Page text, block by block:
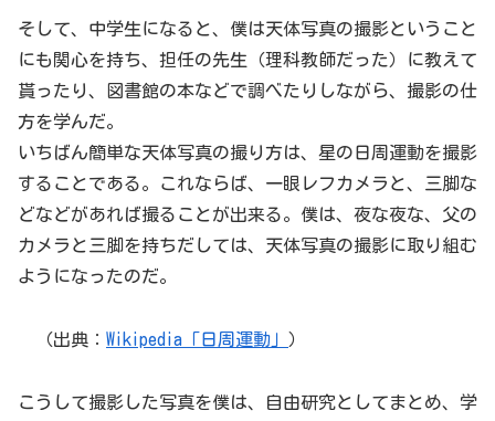
そして、中学生になると、僕は天体写真の撮影ということ
にも関心を持ち、担任の先生（理科教師だった）に教えて
貰ったり、図書館の本などで調べたりしながら、撮影の仕
方を学んだ。
いちばん簡単な天体写真の撮り方は、星の日周運動を撮影
することである。これならば、一眼レフカメラと、三脚な
どなどがあれば撮ることが出来る。僕は、夜な夜な、父の
カメラと三脚を持ちだしては、天体写真の撮影に取り組む
ようになったのだ。
（出典： Wikipedia「日周運動」 ）
こうして撮影した写真を僕は、自由研究としてまとめ、学